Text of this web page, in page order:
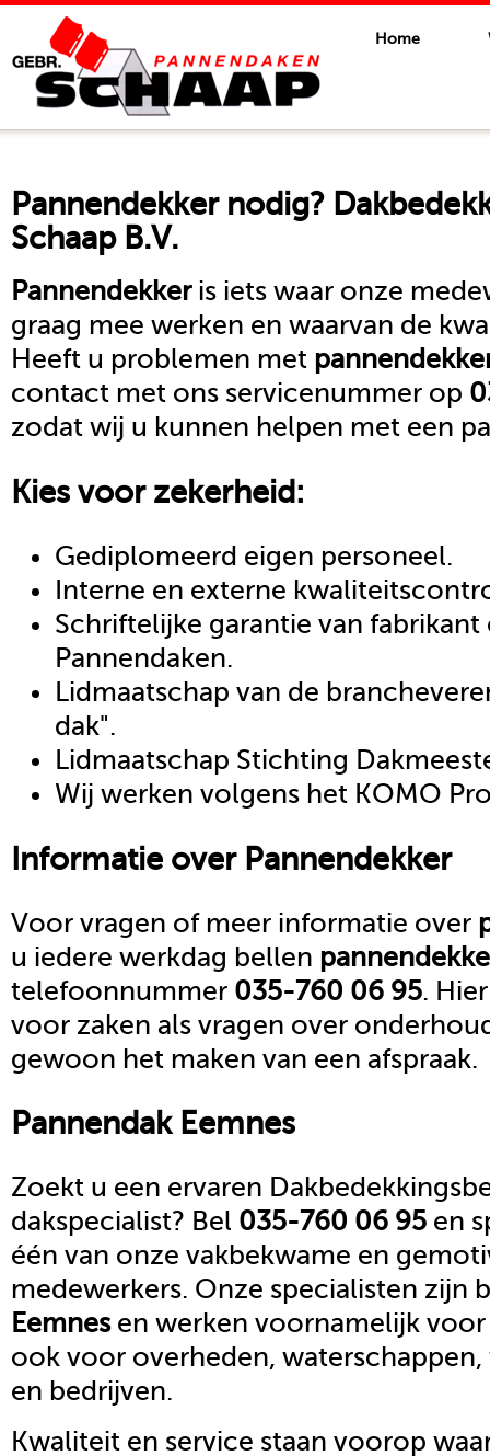
Home
Pannendekkernodig?
Schaap B.V.
Pannendekkeris iets waar onze
graag mee werken en waarvan de
Heeft u problemen met
contact met ons servicenummer op
zodat wij u kunnen helpen met een
Kies voor zekerheid:
Gediplomeerd eigen personeel.
Interne en externe
Schriftelijke garantie van fabrikant
Pannendaken.
Lidmaatschap van de
dak".
Lidmaatschap Stichting
Wij werken volgens het KOMO
Informatie over Pannendekker
Voor vragen of meer informatie over
u iedere werkdag bellen
telefoonnummer 035-760 06 95.
voor zaken als vragen over
gewoon het maken van een afspraak.
Pannendak Eemnes
Zoekt u een ervaren
dakspecialist? Bel 035-760 06 95 en
één van onze vakbekwame en
medewerkers. Onze specialisten zijn
Eemnesen werken voornamelijk
ook voor overheden,
en bedrijven.
Kwaliteit en service staan voorop